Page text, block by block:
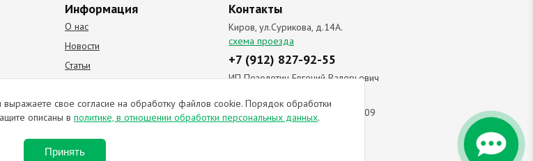
Информация
О нас
Новости
Статьи
Контакты
Киров, ул.Сурикова, д.14А.
схема проезда
+7 (912) 827-92-55
ИП Позолотин Евгений Валерьевич
ИНН 434537218055 / ОГРН ИП
309434505600123 от 25.02.2009
Отправляя любую форму на сайте, вы соглашаетесь с
свое согласие на обработку файлов cookie. Порядок обработки
описаны в политике, в отношении обработки персональных данных.
Принять